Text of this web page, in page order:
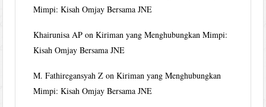
Mimpi: Kisah Omjay Bersama JNE
Khairunisa AP onKiriman yang Menghubungkan Mimpi:
Kisah Omjay Bersama JNE
M. Fathiregansyah Z onKiriman yang Menghubungkan
Mimpi: Kisah Omjay Bersama JNE